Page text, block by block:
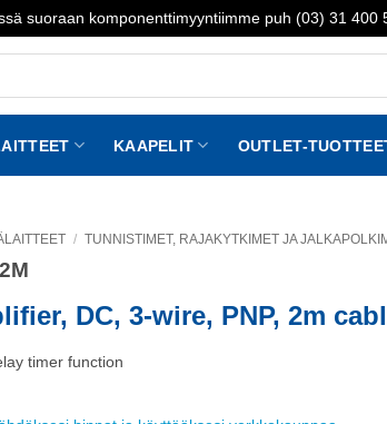
suoraan komponenttimyyntiimme puh (03) 31 400
KAAPELIT OUTLET-
/ TUNNISTIMET, RAJAKYTKIMET JA
DC, 3-wire, PNP, 2m
timer function